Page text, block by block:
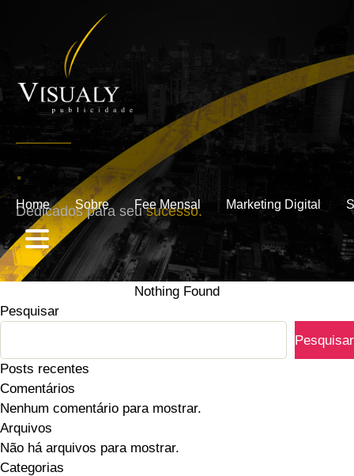
Home Sobre Fee Mensal Marketing Digital
.
Dedicados para seusucesso.
Nothing Found
Pesquisar
Pesquisar
Posts recentes
Comentários
Nenhum comentário para mostrar.
Arquivos
Não há arquivos para mostrar.
Categorias